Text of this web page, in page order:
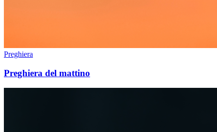
Preghiera
Preghiera del mattino